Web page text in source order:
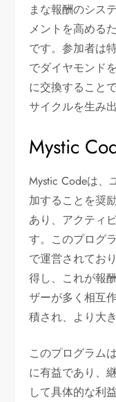
まな報酬のシス
メントを高める
です。参加者は
でダイヤモンド
に交換すること
サイクルを生み出
Mystic
Mystic Codeは、
加することを奨
あり、アクティ
す。このプログ
で運営されてお
得し、これが報
ザーが多く相互
積され、より大
このプログラム
に有益であり、
して具体的な利